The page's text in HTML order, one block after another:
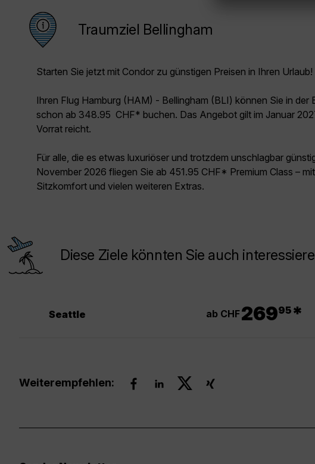
Traumziel Bellingham
Starten Sie jetzt mit Condor zu günstigen Preisen in Ihren Urlaub!
Ihren Flug Hamburg (HAM) - Bellingham (BLI) können Sie in der
schon ab 348.95 CHF* buchen. Das Angebot gilt im Januar
Vorrat reicht.
Für alle, die es etwas luxuriöser und trotzdem unschlagbar
November 2026 fliegen Sie ab 451.95 CHF* Premium Class –
Sitzkomfort und vielen weiteren Extras.
Diese Ziele könnten Sie auch
Seattle ab CHF26995 *
Weiterempfehlen: